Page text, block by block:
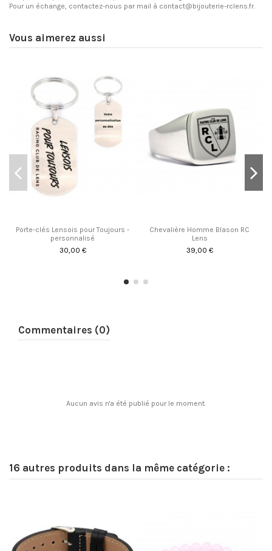
Pour un échange, contactez-nous par mail à contact@bijouterie-rclens.fr
Vous aimerez aussi
Porte-clés Lensois pour Toujours -
personnalisé
30,00 €
Chevalière Homme Blason RC
Lens
39,00 €
Commentaires (0)
Aucun avis n'a été publié pour le moment.
16 autres produits dans la même catégorie :